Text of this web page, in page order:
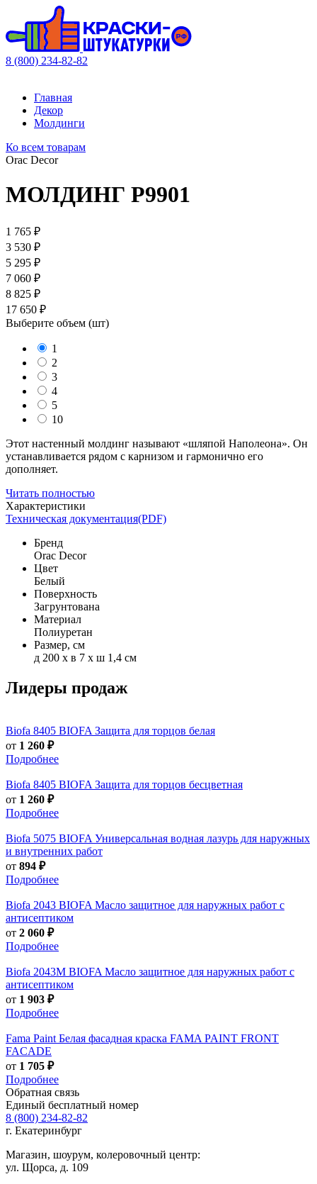
8 (800) 234-82-82
Главная
Декор
Молдинги
Ко всем товарам
Orac Decor
МОЛДИНГ P9901
1 765 ₽
3 530 ₽
5 295 ₽
7 060 ₽
8 825 ₽
17 650 ₽
Выберите объем (шт)
1
2
3
4
5
10
Этот настенный молдинг называют «шляпой Наполеона». Он
устанавливается рядом с карнизом и гармонично его
дополняет.
Читать полностью
Характеристики
Техническая документация(PDF)
Бренд
Orac Decor
Цвет
Белый
Поверхность
Загрунтована
Материал
Полиуретан
Размер, см
д 200 x в 7 x ш 1,4 см
Лидеры продаж
Biofa 8405 BIOFA Защита для торцов белая
от 1 260 ₽
Подробнее
Biofa 8405 BIOFA Защита для торцов бесцветная
от 1 260 ₽
Подробнее
Biofa 5075 BIOFA Универсальная водная лазурь для наружных
и внутренних работ
от 894 ₽
Подробнее
Biofa 2043 BIOFA Масло защитное для наружных работ с
антисептиком
от 2 060 ₽
Подробнее
Biofa 2043M BIOFA Масло защитное для наружных работ с
антисептиком
от 1 903 ₽
Подробнее
Fama Paint Белая фасадная краска FAMA PAINT FRONT
FACADE
от 1 705 ₽
Подробнее
Обратная связь
Единый бесплатный номер
8 (800) 234-82-82
г. Екатеринбург
Магазин, шоурум, колеровочный центр:
ул. Щорса, д. 109